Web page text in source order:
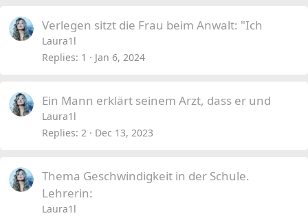
Verlegen sitzt die Frau beim Anwalt: "Ich
Laura1l
Replies 1 Jan 6, 2024
Ein Mann erklärt seinem Arzt, dass er und
Laura1l
Replies 2 Dec 13, 2023
Thema Geschwindigkeit in der Schule.
Lehrerin:
Laura1l